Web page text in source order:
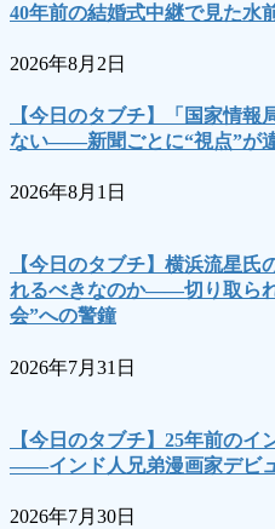
40年前の結婚式中継で見た水
2026年8月2日
【今日のタブチ】「国家情
ない――新聞ごとに“視点”が
2026年8月1日
【今日のタブチ】横浜流星
れるべきなのか――切り取ら
会”への警鐘
2026年7月31日
【今日のタブチ】25年前の
――インド人兄弟漫画家デビ
2026年7月30日